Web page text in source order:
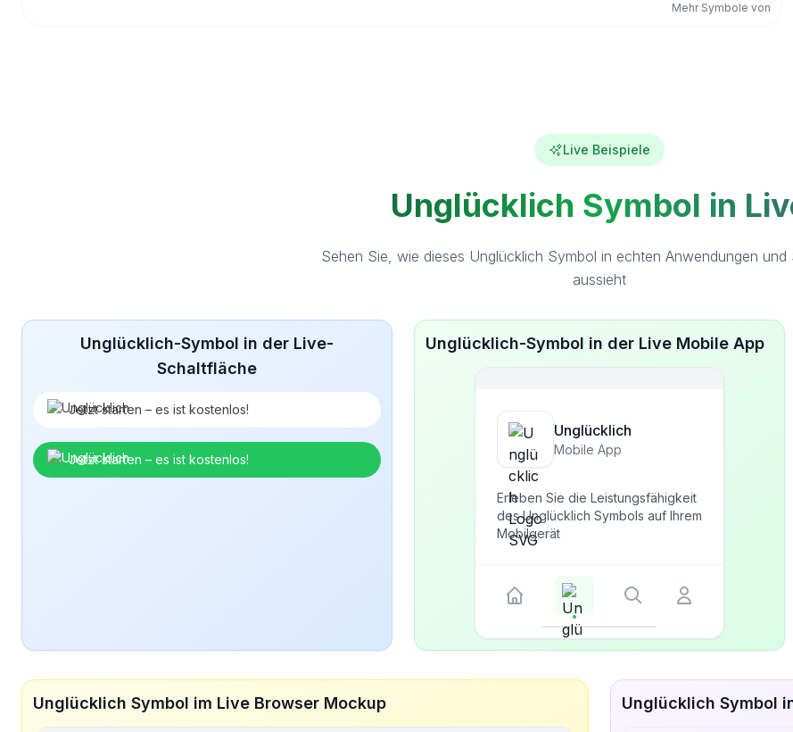
Mehr Symbole von
Live Beispiele
Unglücklich Symbol in
Sehen Sie, wie dieses Unglücklich Symbol in echten Anwendungen und
aussieht
Unglücklich-Symbol in der Live-
Schaltfläche
Jetzt starten – es ist kostenlos!
Jetzt starten – es ist kostenlos!
Unglücklich-Symbol in der Live Mobile App
Unglücklich
Mobile App
Erleben Sie die Leistungsfähigkeit
des Unglücklich Symbols auf Ihrem
Mobilgerät
Unglücklich Symbol im Live Browser Mockup Unglücklich Symbol